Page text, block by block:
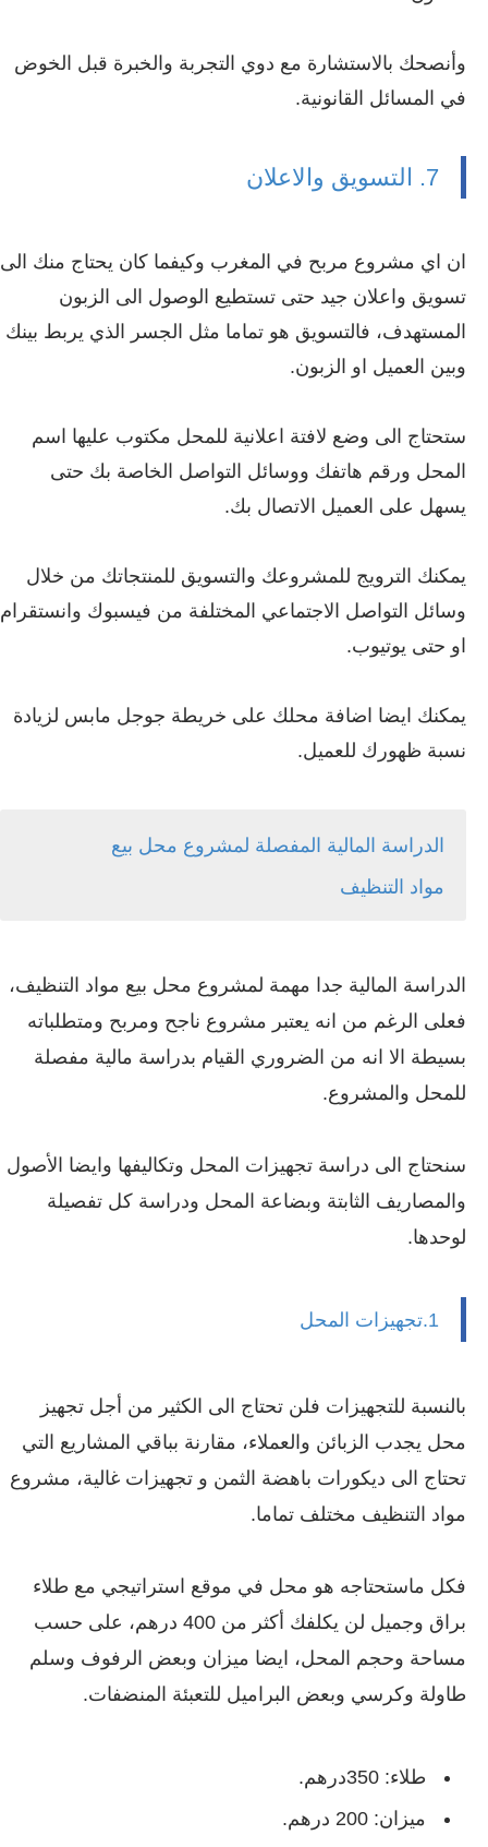
وأنصحك بالاستشارة مع دوي التجربة والخبرة قبل الخوض
في المسائل القانونية.
7. التسويق والاعلان
ان اي مشروع مربح في المغرب وكيفما كان يحتاج منك الى
تسويق واعلان جيد حتى تستطيع الوصول الى الزبون
المستهدف، فالتسويق هو تماما مثل الجسر الذي يربط بينك
وبين العميل او الزبون.
ستحتاج الى وضع لافتة اعلانية للمحل مكتوب عليها اسم
المحل ورقم هاتفك ووسائل التواصل الخاصة بك حتى
يسهل على العميل الاتصال بك.
يمكنك الترويج للمشروعك والتسويق للمنتجاتك من خلال
وسائل التواصل الاجتماعي المختلفة من فيسبوك وانستقرام
او حتى يوتيوب.
يمكنك ايضا اضافة محلك على خريطة جوجل مابس لزيادة
نسبة ظهورك للعميل.
الدراسة المالية المفصلة لمشروع محل بيع
مواد التنظيف
الدراسة المالية جدا مهمة لمشروع محل بيع مواد التنظيف،
فعلى الرغم من انه يعتبر مشروع ناجح ومربح ومتطلباته
بسيطة الا انه من الضروري القيام بدراسة مالية مفصلة
للمحل والمشروع.
سنحتاج الى دراسة تجهيزات المحل وتكاليفها وايضا الأصول
والمصاريف الثابتة وبضاعة المحل ودراسة كل تفصيلة
لوحدها.
1.تجهيزات المحل
بالنسبة للتجهيزات فلن تحتاج الى الكثير من أجل تجهيز
محل يجدب الزبائن والعملاء، مقارنة بباقي المشاريع التي
تحتاج الى ديكورات باهضة الثمن و تجهيزات غالية، مشروع
مواد التنظيف مختلف تماما.
فكل ماستحتاجه هو محل في موقع استراتيجي مع طلاء
براق وجميل لن يكلفك أكثر من 400 درهم، على حسب
مساحة وحجم المحل، ايضا ميزان وبعض الرفوف وسلم
طاولة وكرسي وبعض البراميل للتعبئة المنضفات.
طلاء: 350درهم.
ميزان: 200 درهم.